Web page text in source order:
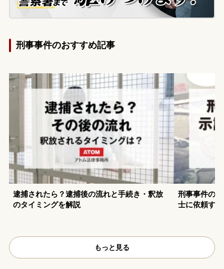
刑事事件のおすすめ記事
逮捕されたら？逮捕後の流れと手続き・釈放
のタイミングを解説
刑事事件の
士に依頼す
もっと見る